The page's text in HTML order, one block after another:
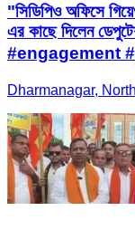
"সিডিপিও অফিসে
এর কাছে দিলেন
#engagement
Dharmanagar,